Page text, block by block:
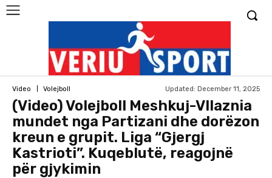
Video Volejboll Updated: December 11, 2025
(Video) Volejboll Meshkuj-Vllaznia
mundet nga Partizani dhe dorëzon
kreun e grupit. Liga “Gjergj
Kastrioti”. Kuqeblutë, reagojnë
për gjykimin